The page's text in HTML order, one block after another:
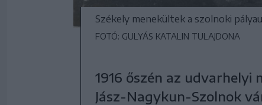
Székely menekültek a szolnoki
FOTÓ: GULYÁS KATALIN TULAJDONA
1916 őszén az
Jász-Nagykun-Szolnok